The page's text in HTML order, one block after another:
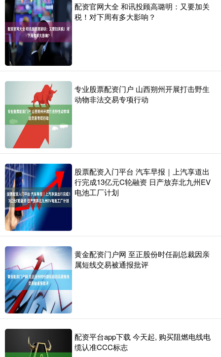
配资官网大全 和讯投顾高璐明：又要加关
税！对下周有多大影响？
专业股票配资门户 山西朔州开展打击野生
动物非法交易专项行动
股票配资入门平台 汽车早报｜上汽享道出
行完成13亿元C轮融资 日产放弃北九州EV
电池工厂计划
黄金配资门户网 至正股份时任副总裁因亲
属短线交易被通报批评
配资平台app下载 今天起, 购买阻燃电线电
缆认准CCC标志